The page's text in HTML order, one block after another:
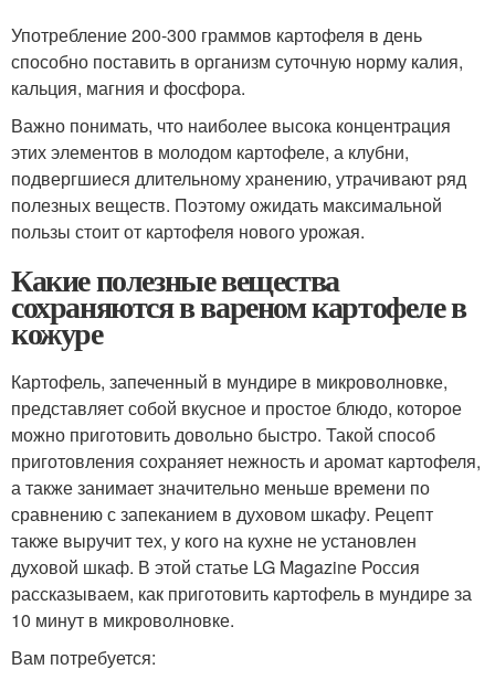
Употребление 200-300 граммов картофеля в день
способно поставить в организм суточную норму калия,
кальция, магния и фосфора.
Важно понимать, что наиболее высока концентрация
этих элементов в молодом картофеле, а клубни,
подвергшиеся длительному хранению, утрачивают ряд
полезных веществ. Поэтому ожидать максимальной
пользы стоит от картофеля нового урожая.
Какие полезные вещества
сохраняются в вареном картофеле в
кожуре
Картофель, запеченный в мундире в микроволновке,
представляет собой вкусное и простое блюдо, которое
можно приготовить довольно быстро. Такой способ
приготовления сохраняет нежность и аромат картофеля,
а также занимает значительно меньше времени по
сравнению с запеканием в духовом шкафу. Рецепт
также выручит тех, у кого на кухне не установлен
духовой шкаф. В этой статье LG Magazine Россия
рассказываем, как приготовить картофель в мундире за
10 минут в микроволновке.
Вам потребуется: